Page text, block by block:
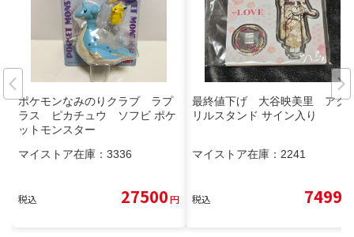
ポケモンなみのりクラブ ラプ
ラス ピカチュウ ソフビ ポケ
ットモンスター
マイストア在庫： 3336
税込 27500円
最終値下げ 大谷映美里 アク
リルスタンド サイン入り
マイストア在庫： 2241
税込 7499